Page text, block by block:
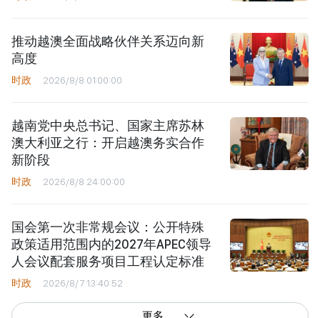
越南党中央总书记、国家主席苏林
时政 2026/8/8 24:00:00
国会第一次非常规会议：公开特殊
时政 2026/8/7 13:40:52
更多